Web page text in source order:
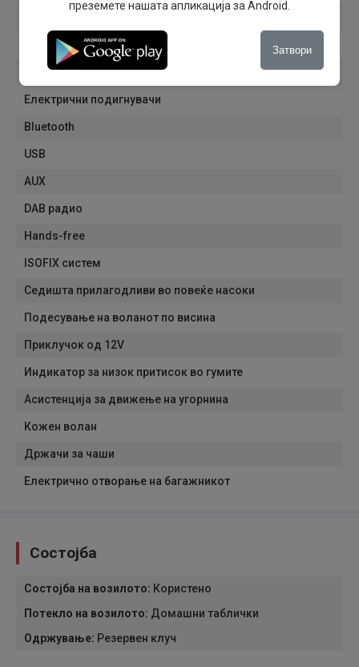
Алуминиумски фелни
Тонирани стакла
Електрични подигнувачи
Bluetooth
USB
AUX
DAB радио
Hands-free
ISOFIX систем
Седишта прилагодливи во повеќе насоки
Подесување на воланот по висина
Приклучок од 12V
Индикатор за низок притисок во гумите
Асистенција за движење на угорнина
Кожен волан
Држачи за чаши
Електрично отворање на багажникот
Состојба
Состојба на возилото: Користено
Потекло на возилото: Домашни таблички
Одржување: Резервен клуч
преземете нашата апликација за Android.
Затвори